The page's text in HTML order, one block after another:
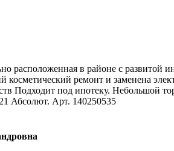
расположенная в районе с развитой
косметический ремонт и заменена
Подходит под ипотеку. Небольшой
Абсолют. Арт. 140250535